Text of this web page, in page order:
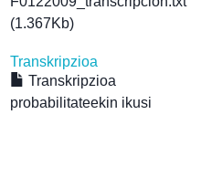
(1.367Kb)
Transkripzioa
Transkripzioa
probabilitateekin ikusi